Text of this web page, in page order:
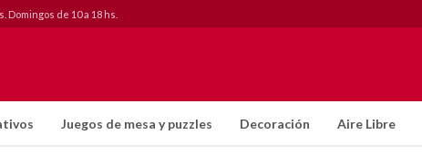
Juegos de mesa y puzzles Decoración Aire Libre
Domingos de 10 a 18 hs.